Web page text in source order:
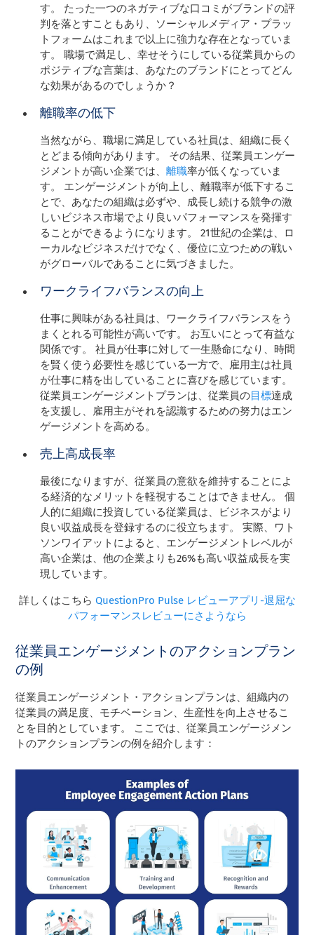
す。 たった一つのネガティブな口コミがブランドの評
判を落とすこともあり、ソーシャルメディア・プラッ
トフォームはこれまで以上に強力な存在となっていま
す。 職場で満足し、幸せそうにしている従業員からの
ポジティブな言葉は、あなたのブランドにとってどん
な効果があるのでしょうか？
離職率の低下
当然ながら、職場に満足している社員は、組織に長く
とどまる傾向があります。 その結果、従業員エンゲー
ジメントが高い企業では、離職率が低くなっていま
す。 エンゲージメントが向上し、離職率が低下するこ
とで、あなたの組織は必ずや、成長し続ける競争の激
しいビジネス市場でより良いパフォーマンスを発揮す
ることができるようになります。 21世紀の企業は、ロ
ーカルなビジネスだけでなく、優位に立つための戦い
がグローバルであることに気づきました。
ワークライフバランスの向上
仕事に興味がある社員は、ワークライフバランスをう
まくとれる可能性が高いです。 お互いにとって有益な
関係です。 社員が仕事に対して一生懸命になり、時間
を賢く使う必要性を感じている一方で、雇用主は社員
が仕事に精を出していることに喜びを感じています。
従業員エンゲージメントプランは、従業員の目標達成
を支援し、雇用主がそれを認識するための努力はエン
ゲージメントを高める。
売上高成長率
最後になりますが、従業員の意欲を維持することによ
る経済的なメリットを軽視することはできません。 個
人的に組織に投資している従業員は、ビジネスがより
良い収益成長を登録するのに役立ちます。 実際、ワト
ソンワイアットによると、エンゲージメントレベルが
高い企業は、他の企業よりも26%も高い収益成長を実
現しています。
詳しくはこちら QuestionPro Pulse レビューアプリ-退屈な
パフォーマンスレビューにさようなら
従業員エンゲージメントのアクションプラン
の例
従業員エンゲージメント・アクションプランは、組織内の
従業員の満足度、モチベーション、生産性を向上させるこ
とを目的としています。 ここでは、従業員エンゲージメン
トのアクションプランの例を紹介します：